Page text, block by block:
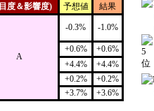
度＆影響度)
予想値
結果
A
-0.3% -1.0%
+0.6%
+0.6%
+4.4%
+4.4%
+0.2%
+0.2%
+3.7%
+3.6%